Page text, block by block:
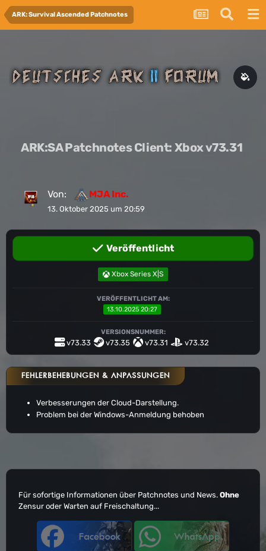
ARK: Survival Ascended Patchnotes
ARK:SA Patchnotes Client: Xbox v73.31
Von: MJA Inc.
13. Oktober 2025 um 20:59
Veröffentlicht
Xbox Series X|S
VERÖFFENTLICHT AM:
13.10.2025 20:27
VERSIONSNUMMER:
v73.33 v73.35 v73.31 v73.32
FEHLERBEHEBUNGEN & ANPASSUNGEN
Verbesserungen der Cloud-Darstellung.
Problem bei der Windows-Anmeldung behoben
Für sofortige Informationen über Patchnotes und News. Ohne
Zensur oder Warten auf Freischaltung...